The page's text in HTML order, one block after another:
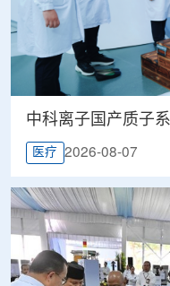
中科离子国产质子
医疗 2026-08-07